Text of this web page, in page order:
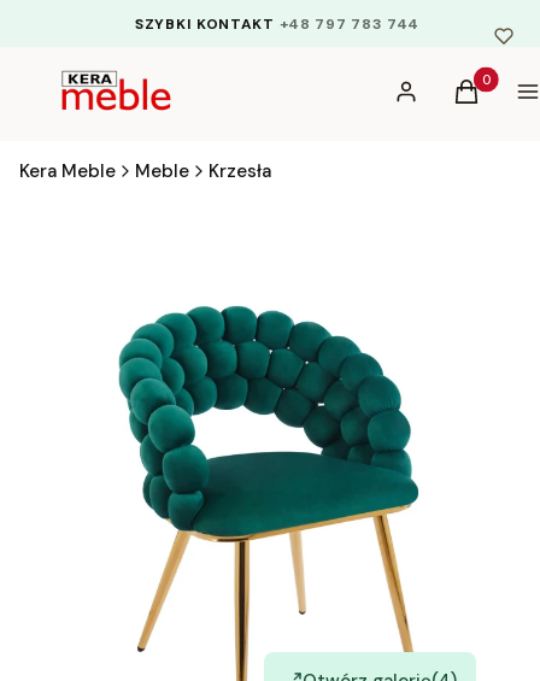
SZYBKI KONTAKT +48 797 783 744
Zaloguj sięProdukty
Koszyk
Kera Meble Meble Krzesła